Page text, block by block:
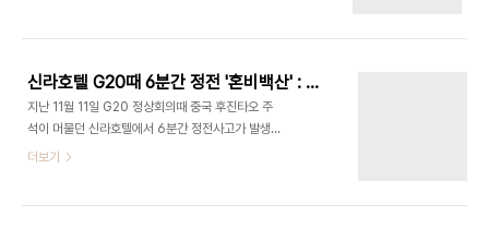
Kailuana Pla..
신라호텔 G20때 6분간 정전 '혼비백산' : 중국 특수장비 반입했나? - 웬 복사기?
지난 11월 11일 G20 정상회의때 중국 후진타오 주
석이 머물던 신라호텔에서 6분간 정전사고가 발생했
었습니다 쉽게 이해하기 어려운 사고입니다 제가 알
더보기